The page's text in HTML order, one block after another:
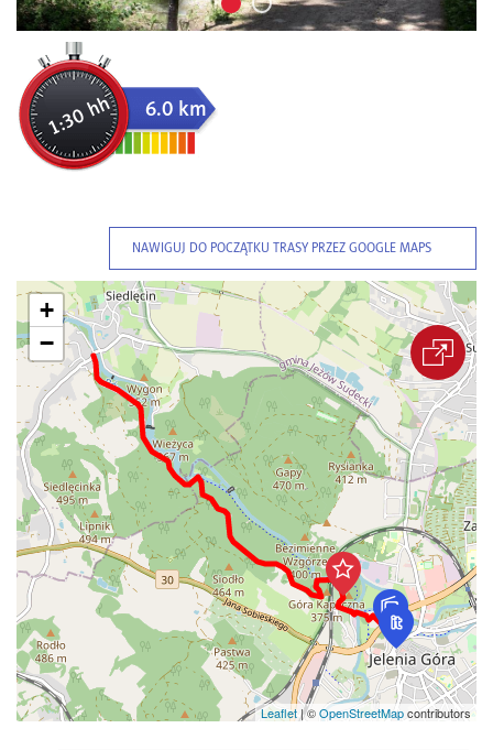
1:30 hh 6.0 km
NAWIGUJ DO POCZĄTKU TRASY PRZEZ GOOGLE MAPS
+
−
Leaflet|©OpenStreetMapcontributors